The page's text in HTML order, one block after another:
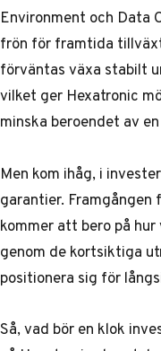
Environment och Data
frön för framtida
förväntas växa stabilt
vilket ger Hexatronic
minska beroendet av
Men kom ihåg, i
garantier.
kommer att bero på
genom de kortsiktiga
positionera sig för
Så, vad bör en klok